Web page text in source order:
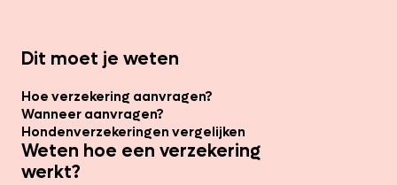
Dit moet je weten
Hoe verzekering aanvragen?
Wanneer aanvragen?
Hondenverzekeringen vergelijken
Weten hoe een verzekering
werkt?